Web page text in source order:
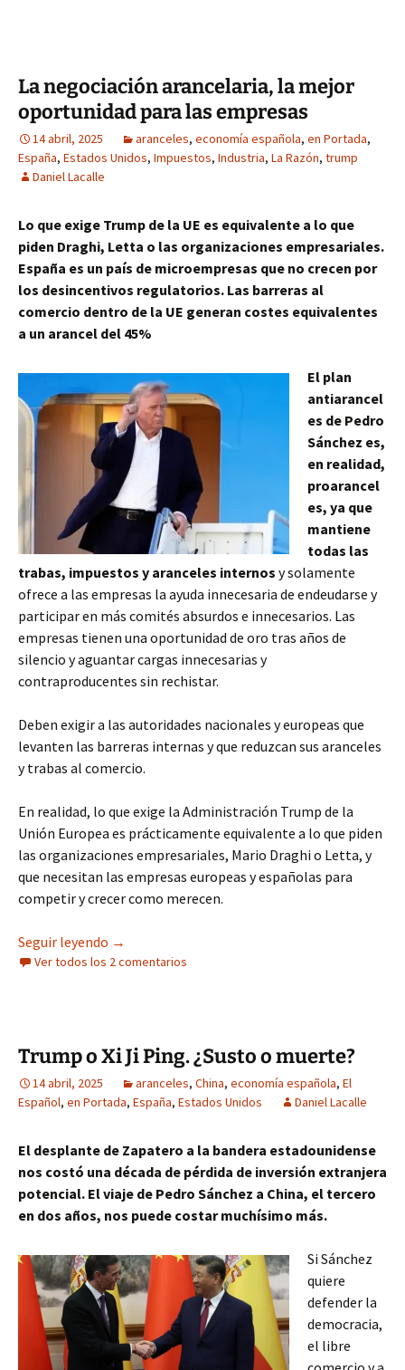
La negociación arancelaria, la mejor
oportunidad para las empresas
14 abril, 2025 aranceles, economía española, en Portada,
España, Estados Unidos, Impuestos, Industria, La Razón, trump
Daniel Lacalle
Lo que exige Trump de la UE es equivalente a lo que
piden Draghi, Letta o las organizaciones empresariales.
España es un país de microempresas que no crecen por
los desincentivos regulatorios. Las barreras al
comercio dentro de la UE generan costes equivalentes
a un arancel del 45%
El plan
antiarancel
es de Pedro
Sánchez es,
en realidad,
proarancel
es, ya que
mantiene
todas las
trabas, impuestos y aranceles internos y solamente
ofrece a las empresas la ayuda innecesaria de endeudarse y
participar en más comités absurdos e innecesarios. Las
empresas tienen una oportunidad de oro tras años de
silencio y aguantar cargas innecesarias y
contraproducentes sin rechistar.
Deben exigir a las autoridades nacionales y europeas que
levanten las barreras internas y que reduzcan sus aranceles
y trabas al comercio.
En realidad, lo que exige la Administración Trump de la
Unión Europea es prácticamente equivalente a lo que piden
las organizaciones empresariales, Mario Draghi o Letta, y
que necesitan las empresas europeas y españolas para
competir y crecer como merecen.
Seguir leyendo La negociación arancelaria, la mejor
→
Ver todos los 2 comentarios
Trump o Xi Ji Ping. ¿Susto o muerte?
14 abril, 2025 aranceles, China, economía española, El
Español, en Portada, España, Estados Unidos Daniel Lacalle
El desplante de Zapatero a la bandera estadounidense
nos costó una década de pérdida de inversión extranjera
potencial. El viaje de Pedro Sánchez a China, el tercero
en dos años, nos puede costar muchísimo más.
Si Sánchez
quiere
defender la
democracia,
el libre